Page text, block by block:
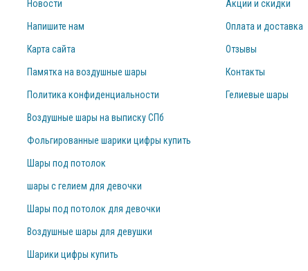
Новости
Напишите нам
Карта сайта
Памятка на воздушные шары
Политика конфиденциальности
Воздушные шары на выписку СПб
Фольгированные шарики цифры купить
Шары под потолок
шары с гелием для девочки
Шары под потолок для девочки
Воздушные шары для девушки
Шарики цифры купить
Акции и скидки
Оплата и доставка
Отзывы
Контакты
Гелиевые шары